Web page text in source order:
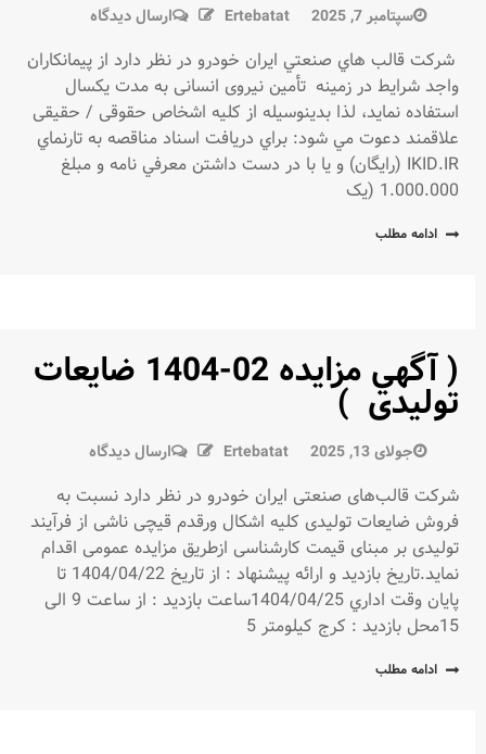
سپتامبر 7, 2025 Ertebatat ارسال دیدگاهدر
مناقصه
05-
1404
(تامین
نیرو
شركت قالب هاي صنعتي ايران خودرو در نظر دارد از پيمانكاران
واجد شرايط در زمينه تأمین نیروی انسانی به مدت یکسال
استفاده نمايد، لذا بدينوسيله از كليه اشخاص حقوقی / حقیقی
علاقمند دعوت مي شود: براي دريافت اسناد مناقصه به تارنماي
IKID.IR (رايگان) و يا با در دست داشتن معرفي نامه و مبلغ
1.000.000 (یک
ادامه مطلب
( آگهي مزايده 02-1404 ضایعات
توليدی )
جولای 13, 2025 Ertebatat ارسال دیدگاهدر
آگهي
مزايده
1404
ضایعات
شرکت قالب‌های صنعتی ایران خودرو در نظر دارد نسبت به
فروش ضایعات تولیدی کلیه اشکال ورقدم قیچی ناشی از فرآیند
تولیدی بر مبنای قیمت کارشناسی ازطریق مزایده عمومی اقدام
نماید.تاريخ بازديد و ارائه پيشنهاد : از تاریخ 1404/04/22 تا
پايان وقت اداري 1404/04/25ساعت بازدید : از ساعت 9 الی
15محل بازديد : كرج كيلومتر 5
ادامه مطلب